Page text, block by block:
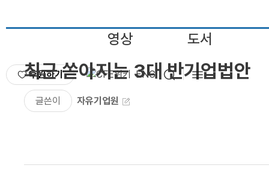
영상 도서
후원하기 ENG
최근 쏟아지는 3대 반기업법안
글쓴이 자유기업원